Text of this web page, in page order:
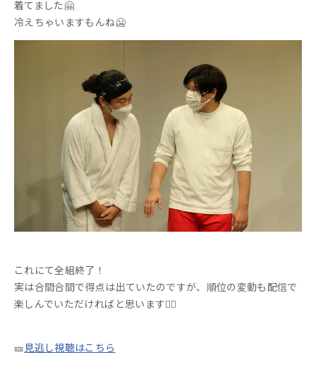
着てました🤗
冷えちゃいますもんね🥶
これにて全組終了！
実は合間合間で得点は出ていたのですが、順位の変動も配信で
楽しんでいただければと思います💁‍♀️
🎫 見逃し視聴はこちら